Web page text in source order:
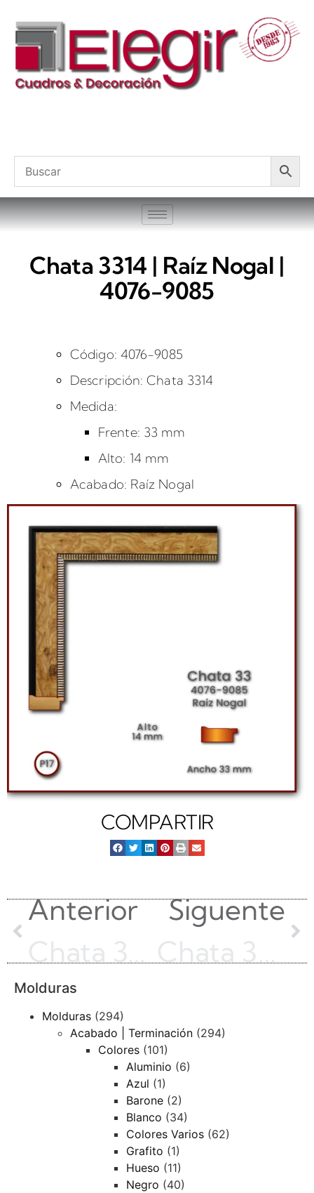
Chata 3314 | Raíz Nogal |
4076-9085
Código: 4076-9085
Descripción: Chata 3314
Medida:
Frente: 33 mm
Alto: 14 mm
Acabado: Raíz Nogal
COMPARTIR
Anterior
Chata 3230 | Plateado Rústico | 3269-ZA-1387
Siguente
Chata 3015 | Plata Hoja patinada | CH3015
Molduras
Molduras (294)
Acabado | Terminación (294)
Colores (101)
Aluminio (6)
Azul (1)
Barone (2)
Blanco (34)
Colores Varios (62)
Grafito (1)
Hueso (11)
Negro (40)